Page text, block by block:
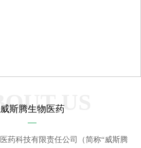
威斯腾生物医药US
药科技有限责任公司（简称“威斯腾